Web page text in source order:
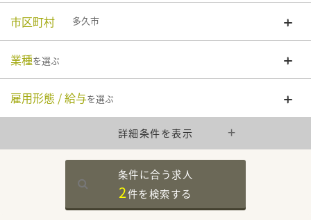
市区町村 多久市
業種を選ぶ
雇用形態 / 給与を選ぶ
詳細条件を表示
条件に合う求人
2件を検索する